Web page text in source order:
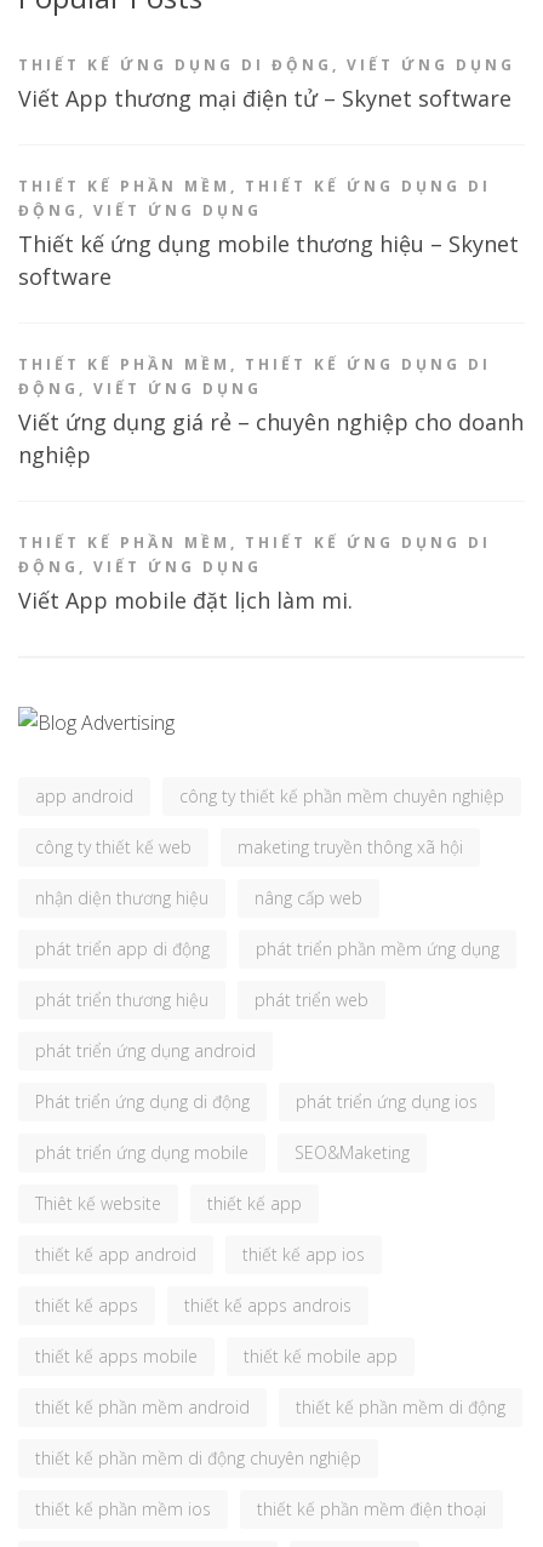
THIẾT KẾ ỨNG DỤNG DI ĐỘNG , VIẾT ỨNG DỤNG
Viết App thương mại điện tử – Skynet software
THIẾT KẾ PHẦN MỀM , THIẾT KẾ ỨNG DỤNG DI
ĐỘNG , VIẾT ỨNG DỤNG
Thiết kế ứng dụng mobile thương hiệu – Skynet
software
THIẾT KẾ PHẦN MỀM , THIẾT KẾ ỨNG DỤNG DI
ĐỘNG , VIẾT ỨNG DỤNG
Viết ứng dụng giá rẻ – chuyên nghiệp cho doanh
nghiệp
THIẾT KẾ PHẦN MỀM , THIẾT KẾ ỨNG DỤNG DI
ĐỘNG , VIẾT ỨNG DỤNG
Viết App mobile đặt lịch làm mi.
app android công ty thiết kế phần mềm chuyên nghiệp
công ty thiết kế web maketing truyền thông xã hội
nhận diện thương hiệu nâng cấp web
phát triển app di động phát triển phần mềm ứng dụng
phát triển thương hiệu phát triển web
phát triển ứng dụng android
Phát triển ứng dụng di động phát triển ứng dụng ios
phát triển ứng dụng mobile SEO&Maketing
Thiêt kế website thiết kế app
thiết kế app android thiết kế app ios
thiết kế apps thiết kế apps androis
thiết kế apps mobile thiết kế mobile app
thiết kế phần mềm android thiết kế phần mềm di động
thiết kế phần mềm di động chuyên nghiệp
thiết kế phần mềm ios thiết kế phần mềm điện thoại